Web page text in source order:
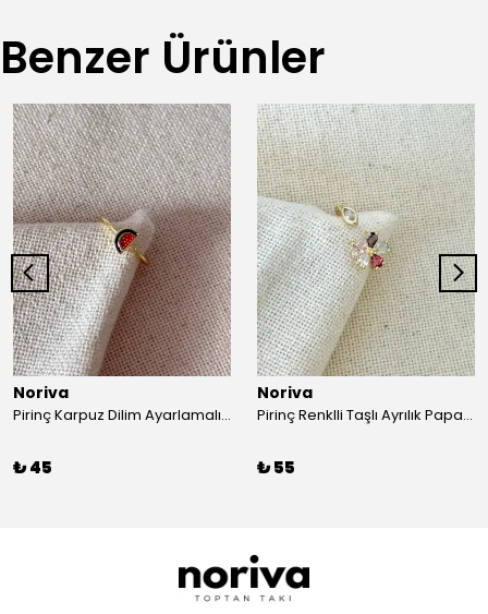
Benzer Ürünler
Noriva
Pirinç Karpuz Dilim Ayarlamalı Yüzük
₺ 45
Noriva
Pirinç Renklli Taşlı Ayrılık Papatya Ayarlamalı Yüzük
₺ 55